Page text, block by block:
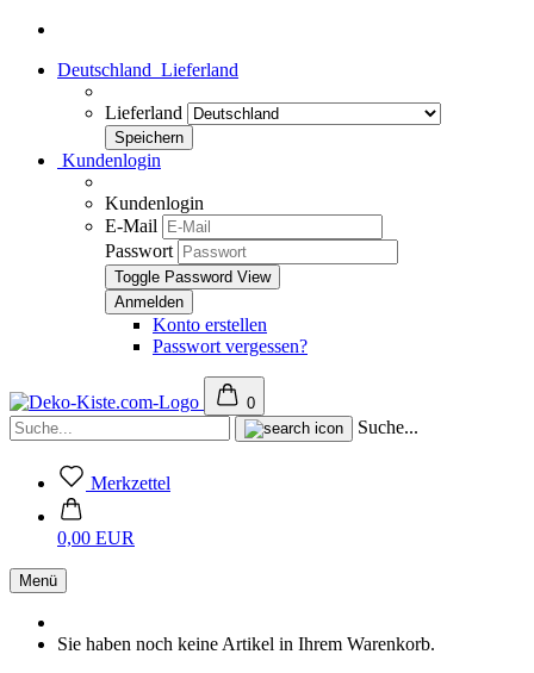
Deutschland Lieferland
Lieferland
Kundenlogin
Kundenlogin
E-Mail
Passwort
Toggle Password View
Konto erstellen
Passwort vergessen?
0
Suche...
Merkzettel
0,00 EUR
Menü
Sie haben noch keine Artikel in Ihrem Warenkorb.